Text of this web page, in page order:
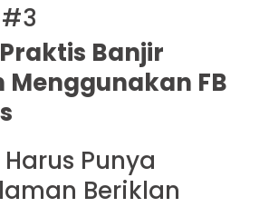
Banjir
Menggunakan FB
Punya
Beriklan